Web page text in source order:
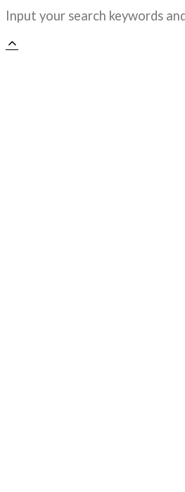
Input your search keywords